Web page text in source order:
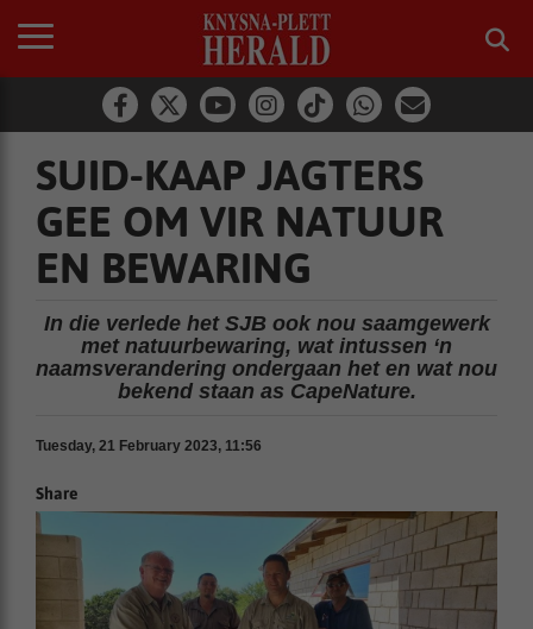
SUID-KAAP JAGTERS
GEE OM VIR NATUUR
EN BEWARING
In die verlede het SJB ook nou saamgewerk
met natuurbewaring, wat intussen ‘n
naamsverandering ondergaan het en wat nou
bekend staan as CapeNature.
Tuesday, 21 February 2023, 11:56
Share